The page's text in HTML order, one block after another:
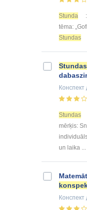
Stunda
tēma:
Stundas
Stundas
Конспект
Stundas
mērķis:
un laika ...
Конспект